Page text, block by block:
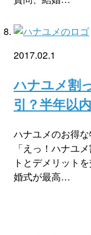
2017.02.1
ハナユメ割
引？半年以
ハナユメのお得
「えっ！ハナユ
トとデメリット
婚式が最高…